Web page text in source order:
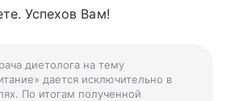
Успехов Вам!
диетолога на тему
дается исключительно в
По итогам полученной